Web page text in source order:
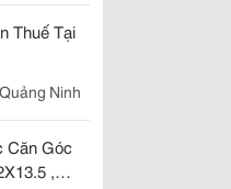
Thuế Tại
Quảng Ninh
Căn Góc
,